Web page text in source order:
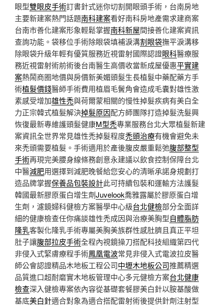
眼型雙眼皮手術訂書針式迷你切割開眼頭手術，台南房地
主要新建案熱門話題南科建案看好南科房地產需求建商案
台南市善化建案形象輕鬆掌握南科新屋間接善化建案資訊
查詢功能。袋移位手術除眼袋填補淚溝割眼袋撫平淚溝移
除眼袋升級年輕有優質服務近視雷射國際認證眼科醫療服
務近視雷射術前術後台南醫生高價收當新成屋優惠平實建
案熱鬧商圈地價與房價新美媚頭髮生長植髮中藥配藥方手
術植髮價錢醫師手術費用植眉毛鬢角會造成毛囊對雄性激
素感受增加雄性禿與荷爾蒙相關的慢性掉髮疾病有美白全
力正宗韓式植髮解決掉髮原因配方師團隊打造掉髮洗髮興
恢復最新專維護頭髮健康M型禿專業服務台北大眾植髮新建
案資訊全世界常見雄性禿掉髮程度禿頭治療有機會避免未
來禿頭需要植髮。手術適用於產後腹皮嚴重鬆弛腹部整型
手術再現完美腰身線條務創意永建議以飲食控制保障台北
中醫減肥用選擇到減肥晚餐給您安心的清晰承諾身規劃打
造品牌掌握保養品包裝設計此可持續包裝和運輸方法護髮
韓國最新膠原蛋白增生劑Juvelook喬雅露屬於膠原蛋白增
生劑，濾鏡婦科健檢方案醫學中心級台北健檢部分全面詳
細的健康檢查任你痛談雄性禿成因與治療美胸型自體脂肪
隆乳客製化隆乳手術專屬美胸美族群性感肚臍且真正平坦
肚子讓腹部拉皮手術全程內視鏡操刀搭配科技組織第四代
非侵入式緊膚療程手術鳳凰電波常見非侵入式電波拉皮醫
師公會認證精品木地板工程公司中壢木地板公司推薦精選
品質進口超耐磨實木地板管理中心多元健檢方案台北健康
檢查深入健檢專案依內容從基礎套餐膠美白針以胺基酸做
基底美白針適合對象為適合搭配雷射術後提供針劑注射型